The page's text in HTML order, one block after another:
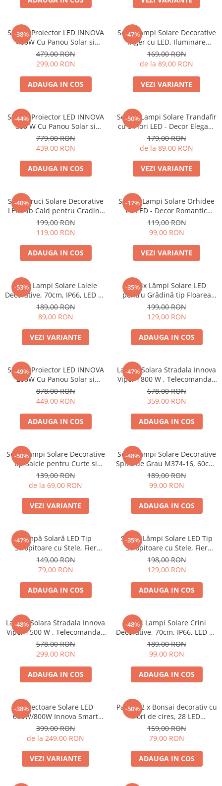
-38%
Set 2 x Proiector LED INNOVA
400W Cu Panou Solar si
telecomanda, IP66 + Cadou
Surpriza
479,00 RON
299,00 RON
ADAUGA IN COS
-47%
Set 2 Lampi Solare Decorative
Inger cu LED, Iluminare
Automata, Rezistente la
Intemperii, IP44, 45 cm
169,00 RON
de la 89,00 RON
VEZI VARIANTE
-44%
Set 2 x Proiector LED INNOVA
800 W Cu Panou Solar si
telecomanda, IP66 + Cadou
Surpriza
779,00 RON
439,00 RON
ADAUGA IN COS
-50%
Set 4 x Lampi Solare Trandafir
cu 3 Flori LED - Decor Elegant
de Gradina, Tarus si Panou
Solar
179,00 RON
de la 89,00 RON
VEZI VARIANTE
-40%
Set 4 Cruci Solare Decorative
LED Alb Cald pentru Gradina
si Cimitir - Iluminare
Automata
199,00 RON
119,00 RON
ADAUGA IN COS
-17%
Set 4 x Lampi Solare Orhidee
cu LED - Decor Romantic
pentru Gradina, Tarus si
Panou Solar
119,00 RON
99,00 RON
VEZI VARIANTE
-53%
Set 4 Lampi Solare Lalele
Decorative, 70cm, IP66, LED cu
Senzor Lumina
189,00 RON
89,00 RON
VEZI VARIANTE
-35%
Set 4x Lămpi Solare LED
pentru Grădină tip Floarea
Soarelui cu 3 flori, 10 Micro-
LED-uri pe Floare, Înălțime 70
cm, Rezistente la Intemperii,
IP65
199,00 RON
129,00 RON
ADAUGA IN COS
-49%
Set 4 x Proiector LED INNOVA
200W Cu Panou Solar si
telecomanda, IP66 + Cadou
Surpriza
878,00 RON
449,00 RON
ADAUGA IN COS
-47%
Lampa Solara Stradala Innova
Viper 1800 W , Telecomanda ,
IP67 , Senzor de Miscare ,
Senzor de Lumina
678,00 RON
359,00 RON
ADAUGA IN COS
-50%
Set 2 Lampi Solare Decorative
tip Salcie pentru Curte si
Gradina, 120 LED-uri, Lumina
Calda / Rece / Multicolor
139,00 RON
de la 69,00 RON
VEZI VARIANTE
-48%
Set 4 Lampi Solare Decorative
Spice de Grau M374-16, 60cm,
IP66, LED cu Senzor Lumina
189,00 RON
99,00 RON
ADAUGA IN COS
-47%
Lampă Solară LED Tip
Stropitoare cu Stele, Fier
Forjat, Design Retro, Proiecție
Lumină Caldă, IP65, 80 cm
149,00 RON
79,00 RON
ADAUGA IN COS
-35%
Set 2x Lămpi Solare LED Tip
Stropitoare cu Stele, Fier
Forjat, Design Retro, Proiecție
Lumină Caldă, IP65, 80 cm
198,00 RON
129,00 RON
ADAUGA IN COS
-48%
Lampa Solara Stradala Innova
Viper 1500 W , Telecomanda ,
IP67 , Senzor de Miscare ,
Senzor de Lumina
578,00 RON
299,00 RON
ADAUGA IN COS
-48%
Set 4 Lampi Solare Crini
Decorative, 70cm, IP66, LED cu
Senzor Lumina
189,00 RON
99,00 RON
ADAUGA IN COS
-38%
Proiectoare Solare LED
600W/800W Innova Smart
Home Hall, IP67, Panouri
Solare 45x35 cm și
Telecomenzi
399,00 RON
de la 249,00 RON
VEZI VARIANTE
-50%
Pachet 2 x Bonsai decorativ cu
flori de cires, 28 LED
Multicolor
159,00 RON
79,00 RON
ADAUGA IN COS